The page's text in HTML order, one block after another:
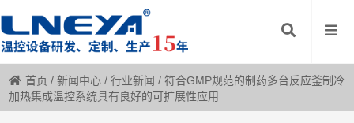
首页 /新闻中心 /行业新闻 /符合GMP规范的制药多台反应釜制冷
加热集成温控系统具有良好的可扩展性应用